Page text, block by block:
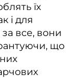
їх
і для
все, вони
що